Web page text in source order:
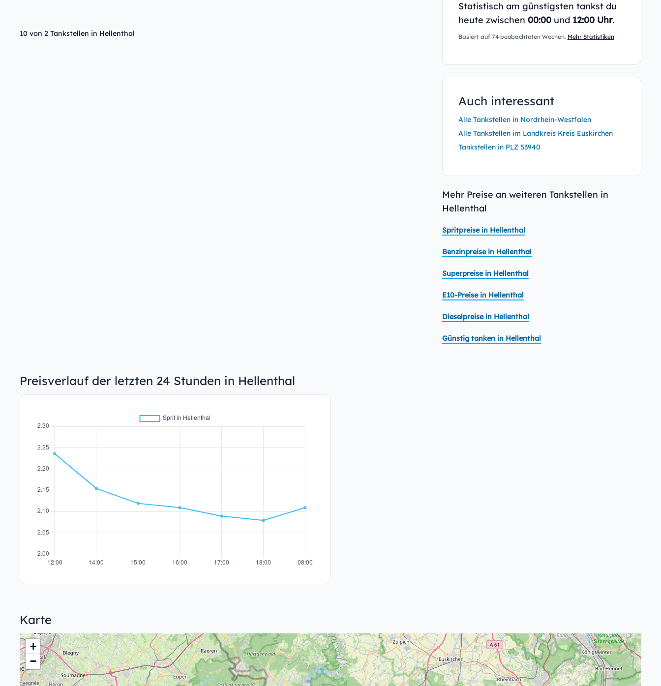
10 von 2 Tankstellen in Hellenthal
Statistisch am günstigsten tankst du
heute zwischen 00:00und 12:00 Uhr.
Basiert auf 74 beobachteten Wochen. Mehr Statistiken
Auch interessant
Alle Tankstellen in Nordrhein-Westfalen
Alle Tankstellen im Landkreis Kreis Euskirchen
Tankstellen in PLZ 53940
Mehr Preise an weiteren Tankstellen in
Hellenthal
Spritpreise in Hellenthal
Benzinpreise in Hellenthal
Superpreise in Hellenthal
E10-Preise in Hellenthal
Dieselpreise in Hellenthal
Günstig tanken in Hellenthal
Preisverlauf der letzten 24 Stunden in Hellenthal
Karte
+
−